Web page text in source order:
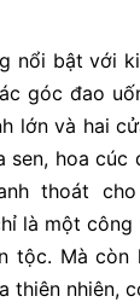
nổi bật với
góc đao
lớn và hai
sen, hoa cúc
thoát
là một
tộc. Mà
thiên nhiên,